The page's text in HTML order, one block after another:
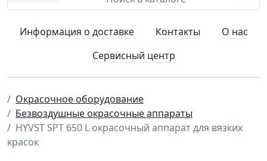
Информация о доставке Контакты
О нас
Сервисный центр
Окрасочное оборудование
Безвоздушные окрасочные аппараты
HYVST SPT 650 L окрасочный аппарат для вязких
красок